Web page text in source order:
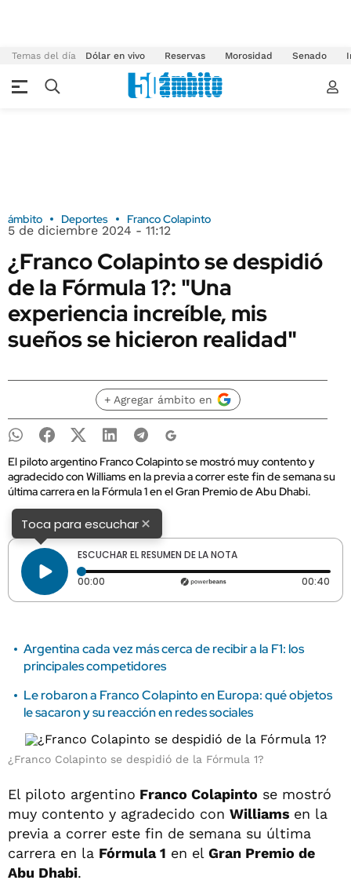
Temas del día Dólar en vivo Reservas Morosidad Senado
ámbito Deportes Franco Colapinto
5 de diciembre 2024 - 11:12
¿Franco Colapinto se despidió
de la Fórmula 1?: "Una
experiencia increíble, mis
sueños se hicieron realidad"
+ Agregar ámbito en
El piloto argentino Franco Colapinto se mostró muy contento y
agradecido con Williams en la previa a correr este fin de semana su
última carrera en la Fórmula 1 en el Gran Premio de Abu Dhabi.
Toca para escuchar×
ESCUCHAR EL RESUMEN DE LA NOTA
00:00 Tiempo transcurrido: 0 segundos 00:40
Argentina cada vez más cerca de recibir a la F1: los
principales competidores
Le robaron a Franco Colapinto en Europa: qué objetos
le sacaron y su reacción en redes sociales
¿Franco Colapinto se despidió de la Fórmula 1?
El piloto argentino Franco Colapinto se mostró
muy contento y agradecido con Williams en la
previa a correr este fin de semana su última
carrera en la Fórmula 1 en el Gran Premio de
Abu Dhabi.